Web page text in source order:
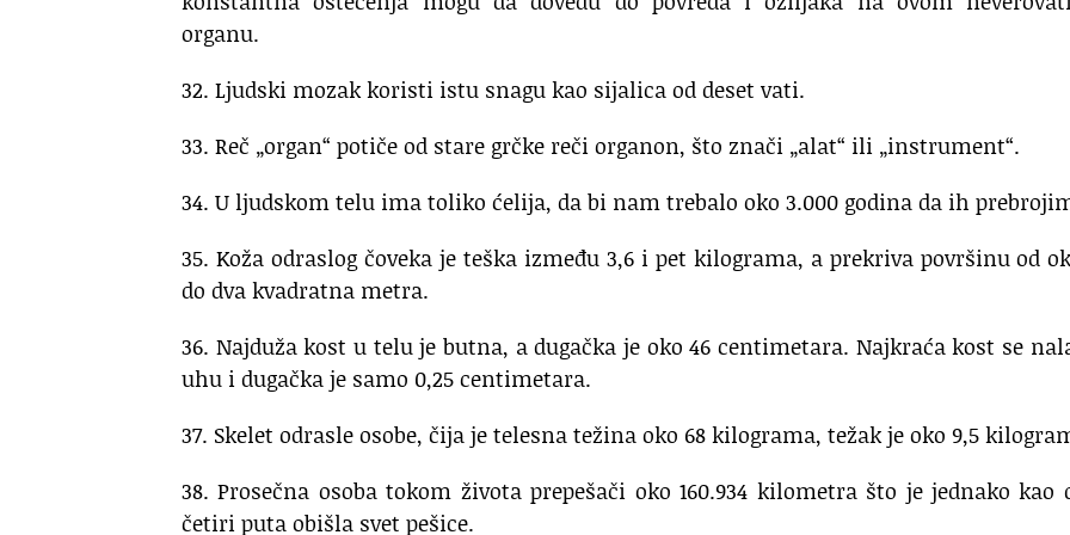
organu.
32. Ljudski mozak koristi istu snagu kao sijalica od deset vati.
33. Reč „organ“ potiče od stare grčke reči organon, što znači „alat“ ili „instrument“.
34. U ljudskom telu ima toliko ćelija, da bi nam trebalo oko 3.000 godina da ih
35. Koža odraslog čoveka je teška između 3,6 i pet kilograma, a prekriva površinu od
do dva kvadratna metra.
36. Najduža kost u telu je butna, a dugačka je oko 46 centimetara. Najkraća kost se
uhu i dugačka je samo 0,25 centimetara.
37. Skelet odrasle osobe, čija je telesna težina oko 68 kilograma, težak je oko 9,5
38. Prosečna osoba tokom života prepešači oko 160.934 kilometra što je jednako kao
četiri puta obišla svet pešice.